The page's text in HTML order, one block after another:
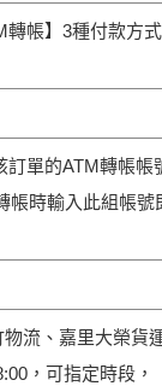
帳】3種付款方式
單的ATM轉帳帳
時輸入此組帳號
流、嘉里大榮貨
，可指定時段，